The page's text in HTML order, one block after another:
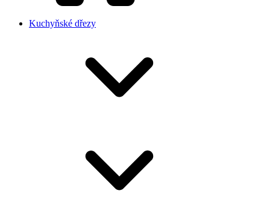
Kuchyňské dřezy